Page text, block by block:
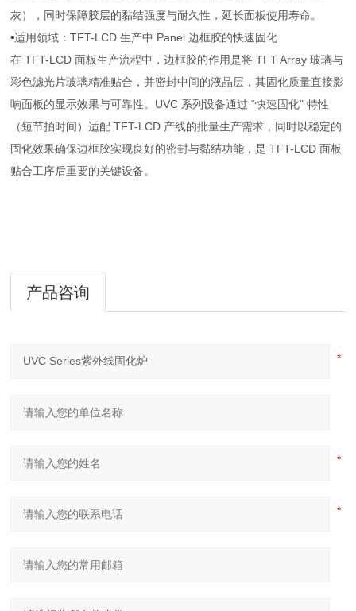
灰），同时保障胶层的黏结强度与耐久性，延长面板使用寿命。
•适用领域：TFT-LCD 生产中 Panel 边框胶的快速固化
在 TFT-LCD 面板生产流程中，边框胶的作用是将 TFT Array 玻璃与
彩色滤光片玻璃精准贴合，并密封中间的液晶层，其固化质量直接影
响面板的显示效果与可靠性。UVC 系列设备通过 “快速固化" 特性
（短节拍时间）适配 TFT-LCD 产线的批量生产需求，同时以稳定的
固化效果确保边框胶实现良好的密封与黏结功能，是 TFT-LCD 面板
贴合工序后重要的关键设备。
产品咨询